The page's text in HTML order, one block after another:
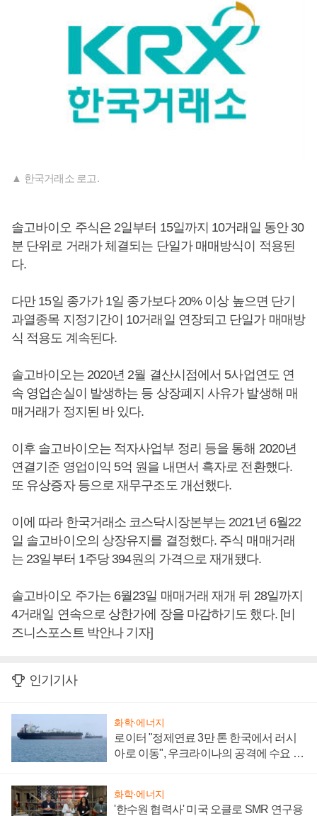
▲ 한국거래소 로고.
솔고바이오 주식은 2일부터 15일까지 10거래일 동안 30
분 단위로 거래가 체결되는 단일가 매매방식이 적용된
다.
다만 15일 종가가 1일 종가보다 20% 이상 높으면 단기
과열종목 지정기간이 10거래일 연장되고 단일가 매매방
식 적용도 계속된다.
솔고바이오는 2020년 2월 결산시점에서 5사업연도 연
속 영업손실이 발생하는 등 상장폐지 사유가 발생해 매
매거래가 정지된 바 있다.
이후 솔고바이오는 적자사업부 정리 등을 통해 2020년
연결기준 영업이익 5억 원을 내면서 흑자로 전환했다.
또 유상증자 등으로 재무구조도 개선했다.
이에 따라 한국거래소 코스닥시장본부는 2021년 6월22
일 솔고바이오의 상장유지를 결정했다. 주식 매매거래
는 23일부터 1주당 394원의 가격으로 재개됐다.
솔고바이오 주가는 6월23일 매매거래 재개 뒤 28일까지
4거래일 연속으로 상한가에 장을 마감하기도 했다. [비
즈니스포스트 박안나 기자]
인기기사
화학·에너지
로이터 "정제연료 3만 톤 한국에서 러시
아로 이동", 우크라이나의 공격에 수요 늘
화학·에너지
'한수원 협력사' 미국 오클로 SMR 연구용